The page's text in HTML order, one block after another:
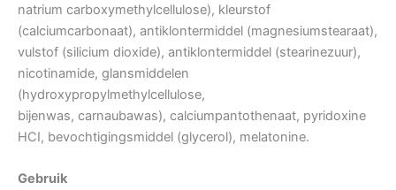
natrium carboxymethylcellulose), kleurstof
(calciumcarbonaat), antiklontermiddel (magnesiumstearaat),
vulstof (silicium dioxide), antiklontermiddel (stearinezuur),
nicotinamide, glansmiddelen
(hydroxypropylmethylcellulose,
bijenwas, carnaubawas), calciumpantothenaat, pyridoxine
HCI, bevochtigingsmiddel (glycerol), melatonine.
Gebruik